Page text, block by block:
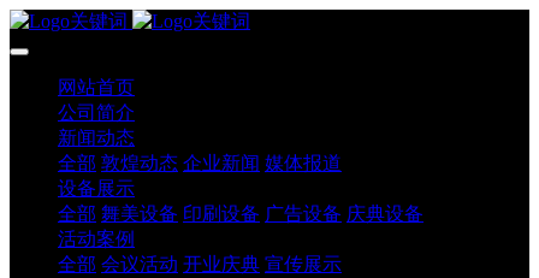
网站首页
公司简介
新闻动态
全部 敦煌动态 企业新闻 媒体报道
设备展示
全部 舞美设备 印刷设备 广告设备 庆典设备
活动案例
全部 会议活动 开业庆典 宣传展示